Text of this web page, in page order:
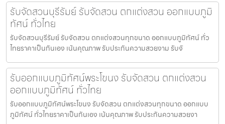
รับจัดสวนบุรีรัมย์ รับจัดสวน ตกแต่งสวน ออกแบบภูมิ
ทัศน์ ทั่วไทย
รับจัดสวนบุรีรัมย์ รับจัดสวน ตกแต่งสวนทุกขนาด ออกแบบภูมิทัศน์ ทั่ว
ไทยราคาเป็นกันเอง เน้นคุณภาพ รับประกันความสวยงาม รับจั
รับออกแบบภูมิทัศน์พระโขนง รับจัดสวน ตกแต่งสวน
ออกแบบภูมิทัศน์ ทั่วไทย
รับออกแบบภูมิทัศน์พระโขนง รับจัดสวน ตกแต่งสวนทุกขนาด ออกแบบ
ภูมิทัศน์ ทั่วไทยราคาเป็นกันเอง เน้นคุณภาพ รับประกันความสวยงา